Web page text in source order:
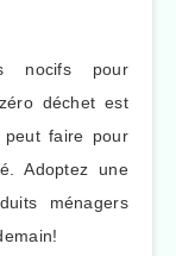
nocifs pour
déchet est
faire pour
Adoptez une
ménagers